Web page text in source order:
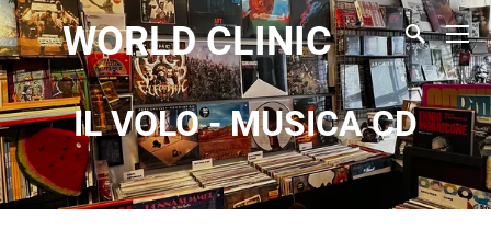
WORLD CLINIC
IL VOLO - MUSICA CD